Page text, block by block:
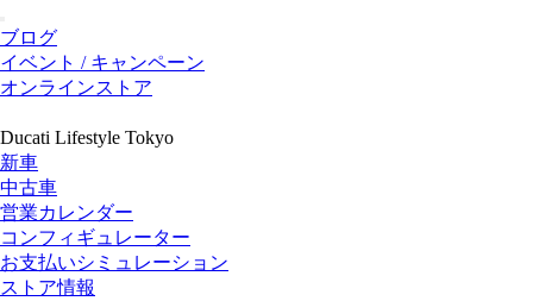
ブログ
イベント / キャンペーン
オンラインストア
Ducati Lifestyle Tokyo
新車
中古車
営業カレンダー
コンフィギュレーター
お支払いシミュレーション
ストア情報